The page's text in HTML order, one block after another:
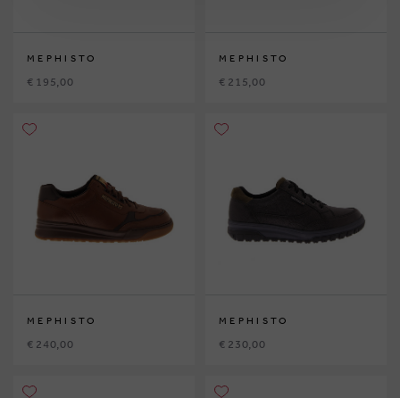
MEPHISTO
€ 195,00
MEPHISTO
€ 215,00
MEPHISTO
€ 240,00
MEPHISTO
€ 230,00